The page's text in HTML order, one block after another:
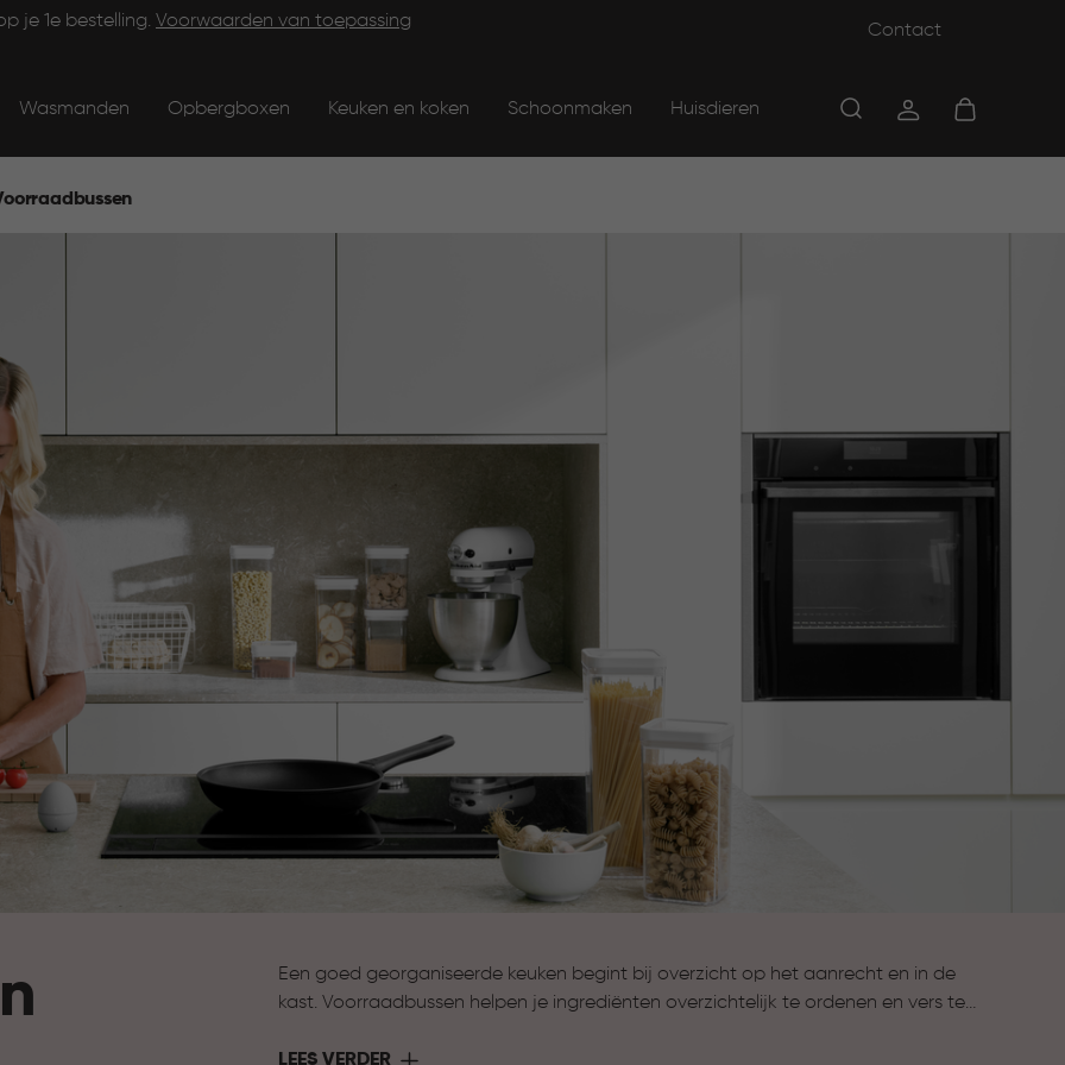
je 1e bestelling. Voorwaarden van toepassing Contact
Wasmanden Opbergboxen Keuken en koken Schoonmaken Huisdieren
Een goed georganiseerde keuken begint bij overzicht op het aanrecht en in de
kast. Voorraadbussen helpen je ingrediënten overzichtelijk te ordenen en vers te
opgeborgen. Door de verschillende formaten en rustige uitstraling passen ze in
LEES VERDER